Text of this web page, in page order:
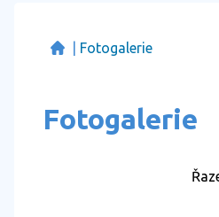
Fotogalerie
Fotogalerie